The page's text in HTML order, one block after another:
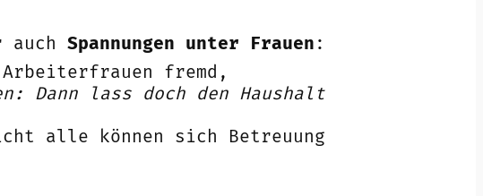
auch Spannungen unter Frauen :
fremd,
Dann lass doch den Haushalt
alle können sich Betreuung